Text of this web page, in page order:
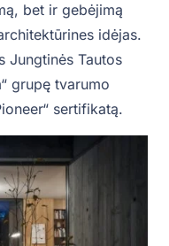
bet ir gebėjimą
idėjas.
Jungtinės Tautos
grupę tvarumo
sertifikatą.